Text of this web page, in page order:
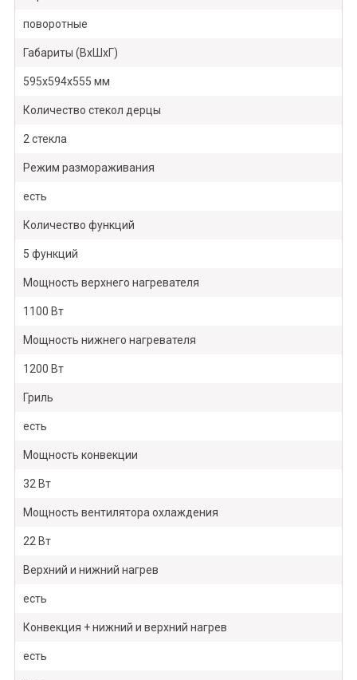
поворотные
Габариты (ВхШхГ)
595х594х555 мм
Количество стекол дерцы
2 стекла
Режим размораживания
есть
Количество функций
5 функций
Мощность верхнего нагревателя
1100 Вт
Мощность нижнего нагревателя
1200 Вт
Гриль
есть
Мощность конвекции
32 Вт
Мощность вентилятора охлаждения
22 Вт
Верхний и нижний нагрев
есть
Конвекция + нижний и верхний нагрев
есть